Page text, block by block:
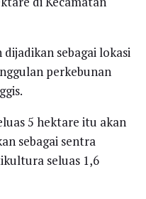
sebagai lokasi
perkebunan
5 hektare itu akan
sebagai sentra
seluas 1,6